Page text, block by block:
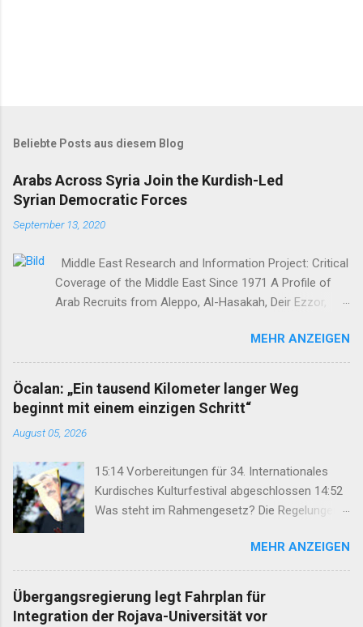
Beliebte Posts aus diesem Blog
Arabs Across Syria Join the Kurdish-Led
Syrian Democratic Forces
September 13, 2020
Middle East Research and Information Project: Critical
Coverage of the Middle East Since 1971 A Profile of
Arab Recruits from Aleppo, Al-Hasakah, Deir Ezzor,
Austin Holmes In: 295 (Summer 2020) I n 2012, as the
so-called Arab Spring protests in Damascus and
elsewhere in Syria descended into a brutal civil war,
President Bashar al-Asad withdrew his forces from
northern Syria to turn their guns on rebels in the south.
Into the vacuum stepped the Democratic Union Party
wing, the People’s Protection Units (Yekîneyên
Parastina Gel, or YPG)—which set up a rudimentary
Autonomous Administration in three cantons: Afrin,
Kobane and Jazira. Surrounded by enemies, the three
cantons that declared self-rule were not even
connected to each o...
MEHR ANZEIGEN
Öcalan: „Ein tausend Kilometer langer Weg
beginnt mit einem einzigen Schritt“
August 05, 2026
15:14 Vorbereitungen für 34. Internationales
Kurdisches Kulturfestival abgeschlossen 14:52
Was steht im Rahmengesetz? Die Regelungen
Keimzelle des Demokratisierungsprozesses
werden 14:25 Rahmengesetz zum
Friedensprozess ins Parlament eingebracht
12:46 TJA: Von der Forderung nach Öcalans
MEHR ANZEIGEN
Übergangsregierung legt Fahrplan für
Integration der Rojava-Universität vor